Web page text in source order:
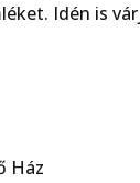
Idén is
Ház